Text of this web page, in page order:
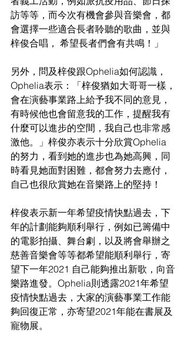
訪等等，而今次有機會參與音樂會，都
會選擇一些適合長者聆聽的歌曲，並與
梓俊合唱， 希望長者們會有共鳴！」
另外，問及梓俊跟Ophelia如何認識，
Ophelia表示：「梓俊猶如大哥哥一樣，
會在演藝事業路上給予我不同的意見，
有時候他也會留意我的工作，提醒我有
什麼可以進步的空間，我自己也非常感
激他。」梓俊亦表示十分欣賞Ophelia
的努力，看到她的進步也為她高興，同
時看見她面對困難，都會努力去應付，
自己也很欣賞她在音樂路上的堅持！
梓俊表示新一年希望疫情快點過去，下
年的計劃能夠順利舉行，例如已籌備中
的電影拍攝、舞台劇，以及將會舉辦之
慈善音樂會等等都希望能順利舉行，寄
望下一年2021 自己能夠推出新歌，向音
樂路進發。Ophelia則透露2021年希望
疫情快點過去，大家的演藝事業工作能
夠回復正常，亦寄望2021年能在書展及
寵物展。